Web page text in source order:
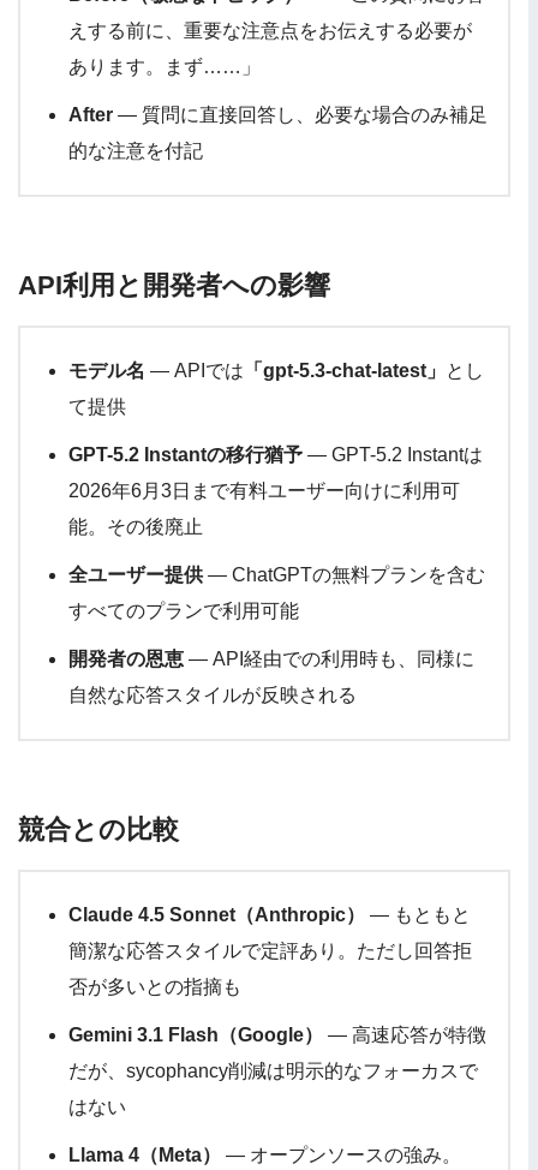
えする前に、重要な注意点をお伝えする必要が
あります。まず……」
After — 質問に直接回答し、必要な場合のみ補足
的な注意を付記
API利用と開発者への影響
モデル名 — APIでは 「gpt-5.3-chat-latest」 とし
て提供
GPT-5.2 Instantの移行猶予 — GPT-5.2 Instantは
2026年6月3日まで有料ユーザー向けに利用可
能。その後廃止
全ユーザー提供 — ChatGPTの無料プランを含む
すべてのプランで利用可能
開発者の恩恵 — API経由での利用時も、同様に
自然な応答スタイルが反映される
競合との比較
Claude 4.5 Sonnet（Anthropic）
— もともと
簡潔な応答スタイルで定評あり。ただし回答拒
否が多いとの指摘も
Gemini 3.1 Flash（Google）
— 高速応答が特徴
だが、sycophancy削減は明示的なフォーカスで
はない
Llama 4（Meta）
— オープンソースの強み。